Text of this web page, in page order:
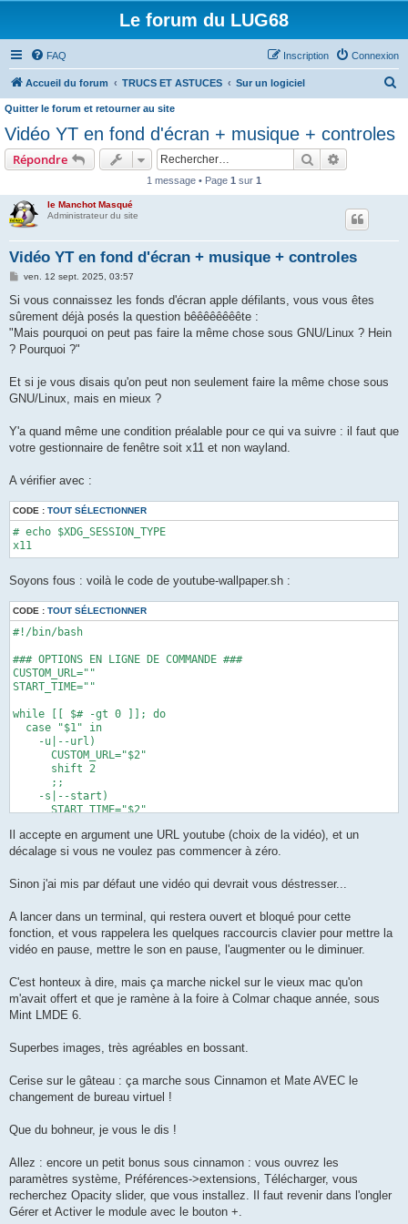
Le forum du LUG68
FAQ Connexion
Inscription
Accueil du forum TRUCS ET ASTUCES Sur un logiciel
Quitter le forum et retourner au site
Vidéo YT en fond d'écran + musique + controles
Répondre Rechercher
1 message • Page 1 sur 1
le Manchot Masqué
Administrateur du site
Vidéo YT en fond d'écran + musique + controles
M
s
a
g
ven. 12 sept. 2025, 03:57
Si vous connaissez les fonds d'écran apple défilants, vous vous êtes
sûrement déjà posés la question bêêêêêêêête :
"Mais pourquoi on peut pas faire la même chose sous GNU/Linux ? Hein
? Pourquoi ?"
Et si je vous disais qu'on peut non seulement faire la même chose sous
GNU/Linux, mais en mieux ?
Y'a quand même une condition préalable pour ce qui va suivre : il faut que
votre gestionnaire de fenêtre soit x11 et non wayland.
A vérifier avec :
CODE : TOUT SÉLECTIONNER
# echo $XDG_SESSION_TYPE
x11
Soyons fous : voilà le code de youtube-wallpaper.sh :
CODE : TOUT SÉLECTIONNER
#!/bin/bash
### OPTIONS EN LIGNE DE COMMANDE ###
CUSTOM_URL=""
START_TIME=""
while [[ $# -gt 0 ]]; do
  case "$1" in
    -u|--url)
      CUSTOM_URL="$2"
      shift 2
      ;;
    -s|--start)
      START_TIME="$2"
      ;;
    *)
echo "Utilisation : $0 [--url <YouTube_URL>] [--start
      exit 1
  esac
done
### CONFIGURATION ###
SOCKET="/tmp/mpv_socket"
YTDL_PATH="/usr/local/bin/yt-dlp"
MPV_TITLE="wallpaper-mpv"
### 1. Vérifie les dépendances ###
REQUIRED_CMDS=(mpv socat xdotool wmctrl curl xbindkeys
for cmd in "${REQUIRED_CMDS[@]}"; do
  if ! command -v "$cmd" &>/dev/null; then
    sudo apt-get update && sudo apt-get install -y "$cmd"
  else
  fi
done
### 2. Vérifie et installe yt-dlp si besoin ###
if [ ! -f "$YTDL_PATH" ]; then
Il accepte en argument une URL youtube (choix de la vidéo), et un
décalage si vous ne voulez pas commencer à zéro.
Sinon j'ai mis par défaut une vidéo qui devrait vous déstresser...
A lancer dans un terminal, qui restera ouvert et bloqué pour cette
fonction, et vous rappelera les quelques raccourcis clavier pour mettre la
vidéo en pause, mettre le son en pause, l'augmenter ou le diminuer.
C'est honteux à dire, mais ça marche nickel sur le vieux mac qu'on
m'avait offert et que je ramène à la foire à Colmar chaque année, sous
Mint LMDE 6.
Superbes images, très agréables en bossant.
Cerise sur le gâteau : ça marche sous Cinnamon et Mate AVEC le
changement de bureau virtuel !
Que du bohneur, je vous le dis !
Allez : encore un petit bonus sous cinnamon : vous ouvrez les
paramètres système, Préférences->extensions, Télécharger, vous
recherchez Opacity slider, que vous installez. Il faut revenir dans l'ongler
Gérer et Activer le module avec le bouton +.